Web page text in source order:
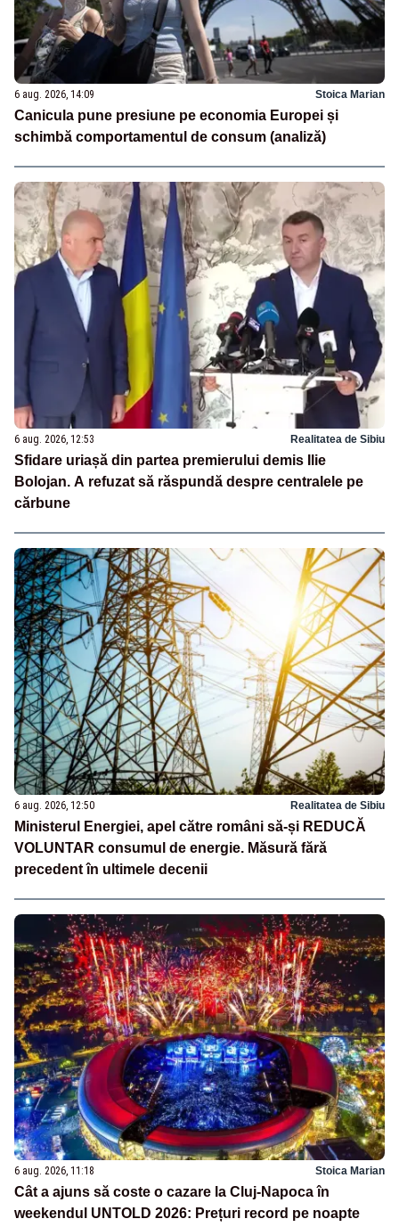
6 aug. 2026, 14:09 Stoica Marian
Canicula pune presiune pe economia Europei și
schimbă comportamentul de consum (analiză)
6 aug. 2026, 12:53 Realitatea de Sibiu
Sfidare uriașă din partea premierului demis Ilie
Bolojan. A refuzat să răspundă despre centralele pe
cărbune
6 aug. 2026, 12:50 Realitatea de Sibiu
Ministerul Energiei, apel către români să-și REDUCĂ
VOLUNTAR consumul de energie. Măsură fără
precedent în ultimele decenii
6 aug. 2026, 11:18 Stoica Marian
Cât a ajuns să coste o cazare la Cluj-Napoca în
weekendul UNTOLD 2026: Prețuri record pe noapte